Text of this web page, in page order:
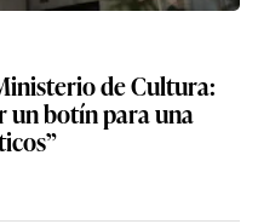
de Cultura:
un botín para una